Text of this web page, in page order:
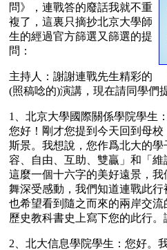
問》，連戰答的廢話我就不重
複了，這裏只摘抄北京大學師
生的經過官方篩選又篩選的提
問：
主持人：謝謝連戰先生精彩的
(照稿唸的)演講，現在請同學們
1、北京大學國際關係學院學生
您好！剛才您提到今天回到母校
斯景。我想說，您作爲北大的
容、自由、互助、雙贏」和「維
這麼一個十六字的美好遠景，
舞深受感動，我們知道連戰此
也希望看到隨之而來的兩岸交
歷史教科書史上寫下您的此行。
2、北大信息學院學生：您好。